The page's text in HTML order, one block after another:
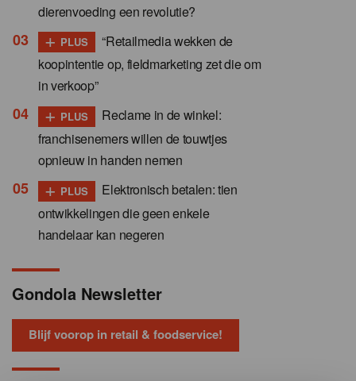
dierenvoeding een revolutie?
+ PLUS
“Retailmedia wekken de
koopintentie op, fieldmarketing zet die om
in verkoop”
+ PLUS
Reclame in de winkel:
franchisenemers willen de touwtjes
opnieuw in handen nemen
+ PLUS
Elektronisch betalen: tien
ontwikkelingen die geen enkele
handelaar kan negeren
Gondola Newsletter
Blijf voorop in retail & foodservice!